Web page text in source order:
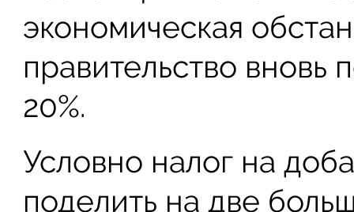
экономическая
правительство вновь
20%.
Условно налог на
поделить на две